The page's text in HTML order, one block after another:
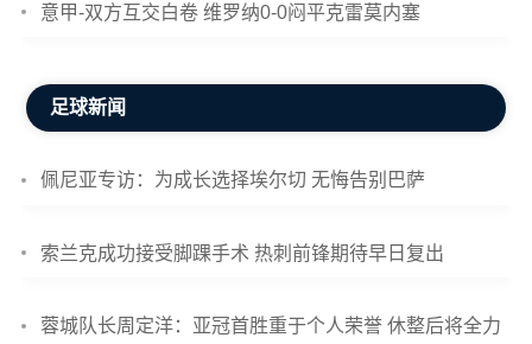
意甲-双方互交白卷 维罗纳0-0闷平克雷莫内塞
足球新闻
佩尼亚专访：为成长选择埃尔切 无悔告别巴萨
索兰克成功接受脚踝手术 热刺前锋期待早日复出
蓉城队长周定洋：亚冠首胜重于个人荣誉 休整后将全力